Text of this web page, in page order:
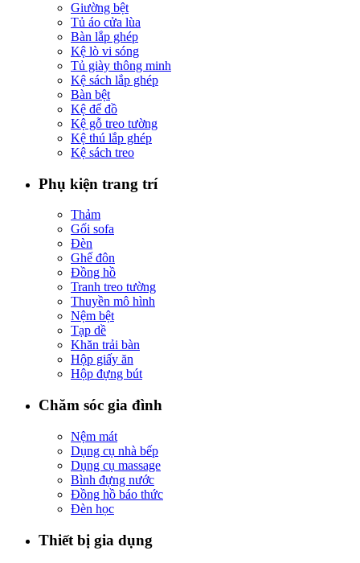
Giường bệt
Tủ áo cửa lùa
Bàn lắp ghép
Kệ lò vi sóng
Tủ giày thông minh
Kệ sách lắp ghép
Bàn bệt
Kệ để đồ
Kệ gỗ treo tường
Kệ thú lắp ghép
Kệ sách treo
Phụ kiện trang trí
Thảm
Gối sofa
Đèn
Ghế đôn
Đồng hồ
Tranh treo tường
Thuyền mô hình
Nệm bệt
Tạp dề
Khăn trải bàn
Hộp giấy ăn
Hộp đựng bút
Chăm sóc gia đình
Nệm mát
Dụng cụ nhà bếp
Dụng cụ massage
Bình đựng nước
Đồng hồ báo thức
Đèn học
Thiết bị gia dụng